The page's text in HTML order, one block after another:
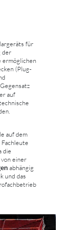
für
der
ermöglichen
(Plug-
auf
auf dem
die
einer
abhängig
und das